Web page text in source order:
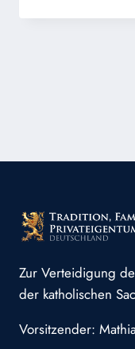
AN
Zur Verteidigung
der katholischen
Vorsitzender: